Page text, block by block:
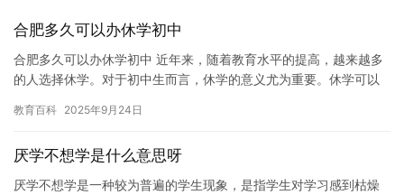
合肥多久可以办休学初中
合肥多久可以办休学初中 近年来，随着教育水平的提高，越来越多
的人选择休学。对于初中生而言，休学的意义尤为重要。休学可以
那么…
教育百科 2025年9月24日
厌学不想学是什么意思呀
厌学不想学是一种较为普遍的学生现象，是指学生对学习感到枯燥